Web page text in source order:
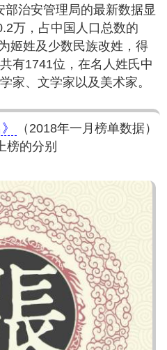
治安管理局的最新数据显
万，占中国人口总数的
姬姓及少数民族改姓，得
有1741位，在名人姓氏中
家、文学家以及美术家。
（2018年一月榜单数据）
榜的分别